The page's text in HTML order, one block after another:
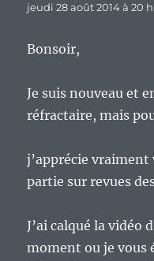
jeudi 28 août 2014 à 20
Bonsoir,
Je suis nouveau et
réfractaire, mais
j’apprécie
partie sur revues
J’ai calqué la vidéo
moment ou je vous